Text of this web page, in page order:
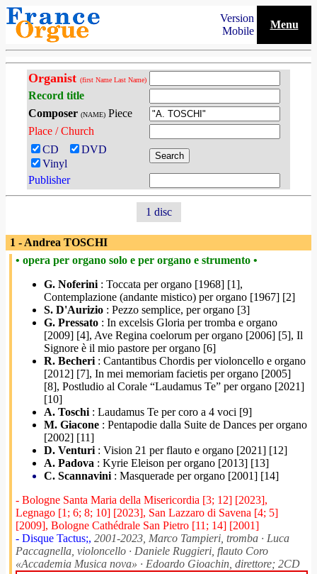
Version
Mobile
Menu
Organist (first Name Last Name)
Record title
Composer (NAME) Piece
Place / Church
CD
DVD
Vinyl
Publisher
1 disc
1 - Andrea TOSCHI
• opera per organo solo e per organo e strumento •
G. Noferini : Toccata per organo [1968] [1],
Contemplazione (andante mistico) per organo [1967] [2]
S. D'Aurizio : Pezzo semplice, per organo [3]
G. Pressato : In excelsis Gloria per tromba e organo
[2009] [4], Ave Regina coelorum per organo [2006] [5], Il
Signore è il mio pastore per organo [6]
R. Becheri : Cantantibus Chordis per violoncello e organo
[2012] [7], In mei memoriam facietis per organo [2005]
[8], Postludio al Corale “Laudamus Te” per organo [2021]
[10]
A. Toschi : Laudamus Te per coro a 4 voci [9]
M. Giacone : Pentapodie dalla Suite de Dances per organo
[2002] [11]
D. Venturi : Vision 21 per flauto e organo [2021] [12]
A. Padova : Kyrie Eleison per organo [2013] [13]
C. Scannavini : Masquerade per organo [2001] [14]
- Bologne Santa Maria della Misericordia [3; 12] [2023],
Legnago [1; 6; 8; 10] [2023], San Lazzaro di Savena [4; 5]
[2009], Bologne Cathédrale San Pietro [11; 14] [2001]
- Disque Tactus;, 2001-2023, Marco Tampieri, tromba · Luca
Paccagnella, violoncello · Daniele Ruggieri, flauto Coro
«Accademia Musica nova» · Edoardo Gioachin, direttore; 2CD